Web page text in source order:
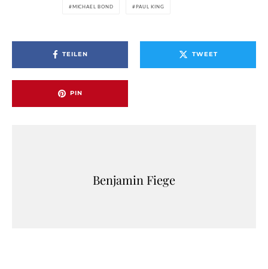
MICHAEL BOND PAUL KING
TEILEN TWEET
PIN
Benjamin Fiege